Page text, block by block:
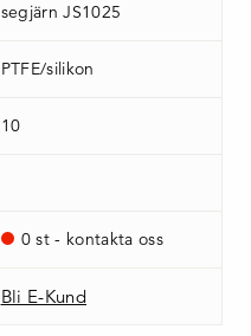
segjärn JS1025
PTFE/silikon
10
0 st - kontakta oss
Bli E-Kund